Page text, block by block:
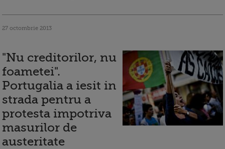
27 octombrie 2013
"Nu creditorilor, nu
foametei".
Portugalia a iesit in
strada pentru a
protesta impotriva
masurilor de
austeritate